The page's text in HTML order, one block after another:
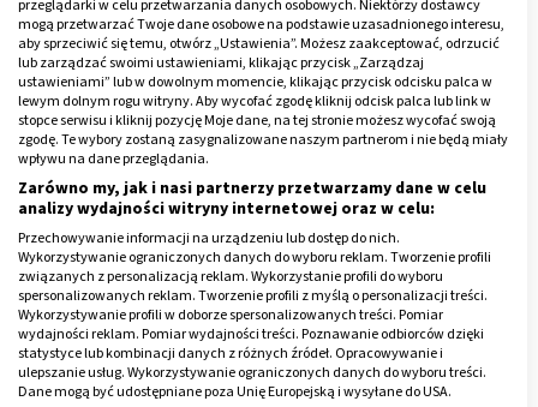
Każde z tych naczyń, dzięki swej odmiennej budowie,
pełni inną funkcję w organizmie. Naczynia krwionośne
tętnicze i żylne, w związku z tym, że transportują krew
o nieco odmiennych właściwościach, muszą być w
odpowiedni sposób do tego przygotowane. Budowa
tych dwóch typów naczyń różni się od siebie przede
wszystkim obecnością grubszej warstwy mięśniowej w
ścianie tętnic, dodatkową warstwą zbudowaną z
tkanek: sprężystej i łącznej oraz obecnością zastawek
w żyłach.
Tętnice - budowa i funkcje
Tętniceprowadzą krew od serca w kierunku narządów
przeglądarki w celu przetwarzania danych osobowych. Niektórzy dostawcy
mogą przetwarzać Twoje dane osobowe na podstawie uzasadnionego interesu,
aby sprzeciwić się temu, otwórz „Ustawienia”. Możesz zaakceptować, odrzucić
lub zarządzać swoimi ustawieniami, klikając przycisk „Zarządzaj
ustawieniami” lub w dowolnym momencie, klikając przycisk odcisku palca w
lewym dolnym rogu witryny. Aby wycofać zgodę kliknij odcisk palca lub link w
stopce serwisu i kliknij pozycję Moje dane, na tej stronie możesz wycofać swoją
zgodę. Te wybory zostaną zasygnalizowane naszym partnerom i nie będą miały
wpływu na dane przeglądania.
Zarówno my, jak i nasi partnerzy przetwarzamy dane w celu
analizy wydajności witryny internetowej oraz w celu:
Przechowywanie informacji na urządzeniu lub dostęp do nich.
Wykorzystywanie ograniczonych danych do wyboru reklam. Tworzenie profili
związanych z personalizacją reklam. Wykorzystanie profili do wyboru
spersonalizowanych reklam. Tworzenie profili z myślą o personalizacji treści.
Wykorzystywanie profili w doborze spersonalizowanych treści. Pomiar
wydajności reklam. Pomiar wydajności treści. Poznawanie odbiorców dzięki
statystyce lub kombinacji danych z różnych źródeł. Opracowywanie i
ulepszanie usług. Wykorzystywanie ograniczonych danych do wyboru treści.
Dane mogą być udostępniane poza Unię Europejską i wysyłane do USA.